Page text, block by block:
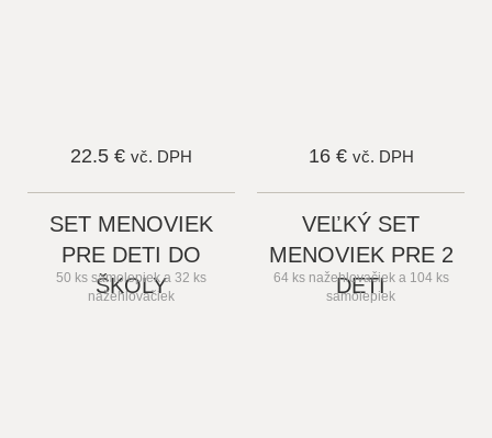
22.5 € vč. DPH 16 € vč. DPH
SET MENOVIEK
PRE DETI DO
ŠKOLY
50 ks samolepiek a 32 ks
nažehlovačiek
VEĽKÝ SET
MENOVIEK PRE 2
DETI
64 ks nažehlovačiek a 104 ks
samolepiek